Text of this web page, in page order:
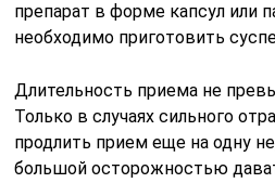
препарат в форме капсул или
необходимо приготовить
Длительность приема не
Только в случаях сильного
продлить прием еще на одну
большой осторожностью